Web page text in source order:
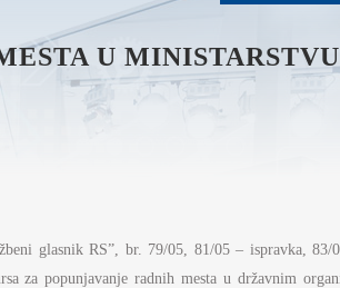
U MINISTARSTVU
glasnik RS”, br. 79/05, 81/05 – ispravka, 83/
za popunjavanje radnih mesta u državnim